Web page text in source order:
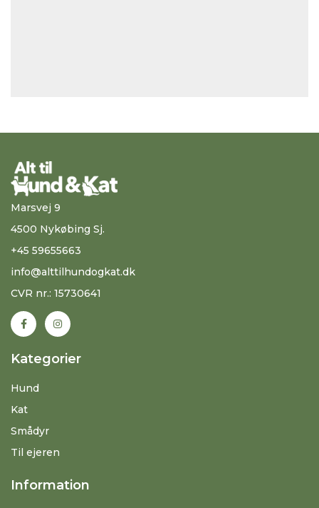
Marsvej 9
4500 Nykøbing Sj.
+45 59655663
info@alttilhundogkat.dk
CVR nr.: 15730641
Kategorier
Hund
Kat
Smådyr
Til ejeren
Information